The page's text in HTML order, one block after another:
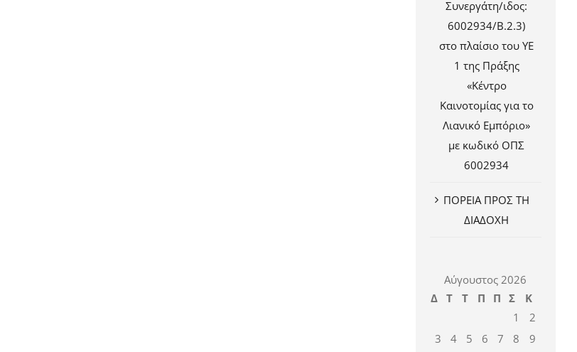
Συνεργάτη/ιδος:
6002934/Β.2.3)
στο πλαίσιο του ΥΕ
1 της Πράξης
«Κέντρο
Καινοτομίας για το
Λιανικό Εμπόριο»
με κωδικό ΟΠΣ
6002934
ΠΟΡΕΙΑ ΠΡΟΣ ΤΗ
ΔΙΑΔΟΧΗ
Αύγουστος 2026
Δ
Τ Τ Π Π Σ
Κ
1
2
3
4 5 6 7 8
9